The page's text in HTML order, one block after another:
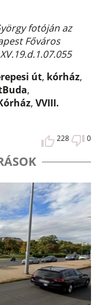
fotóján az
Főváros
út, kórház,
,
,VVIII.
228 0